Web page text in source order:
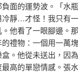
面的運勢波。「水
靜…才怪！我只有
他看了一眼腳邊。
禮物：一個用一萬
。他從未送出，因
高的單戀情感。張